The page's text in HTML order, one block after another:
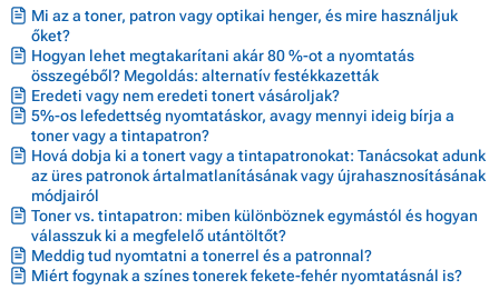
Toner BROTHER HL-5380 SERIES
Toner BROTHER HL-5380D
Toner BROTHER HL-5380DN
Toner BROTHER HL-5380DN PRAXIS
Toner BROTHER HL-5380DNLT
Toner BROTHER HL-5380DW
Toner BROTHER HL-5380DWLT
Toner BROTHER MFC-8070D
Toner BROTHER MFC-8085DN
Toner BROTHER MFC-8370DN
Toner BROTHER MFC-8380DLT
Toner BROTHER MFC-8380DN
Toner BROTHER MFC-8880DN
Mi az a toner, patron vagy optikai henger, és mire használjuk
őket?
Hogyan lehet megtakarítani akár 80 %-ot a nyomtatás
összegéből? Megoldás: alternatív festékkazetták
Eredeti vagy nem eredeti tonert vásároljak?
5%-os lefedettség nyomtatáskor, avagy mennyi ideig bírja a
toner vagy a tintapatron?
Hová dobja ki a tonert vagy a tintapatronokat: Tanácsokat adunk
az üres patronok ártalmatlanításának vagy újrahasznosításának
módjairól
Toner vs. tintapatron: miben különböznek egymástól és hogyan
válasszuk ki a megfelelő utántöltőt?
Meddig tud nyomtatni a tonerrel és a patronnal?
Miért fogynak a színes tonerek fekete-fehér nyomtatásnál is?